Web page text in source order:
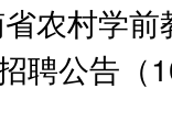
农村学前
聘公告（